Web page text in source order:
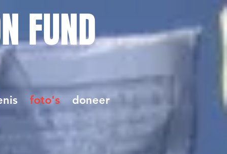
FUND
foto's doneer